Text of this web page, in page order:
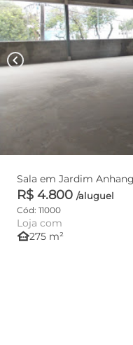
chevron_left
R$ 4.800 /aluguel
Cód: 11000
Loja com
other_houses275 m²